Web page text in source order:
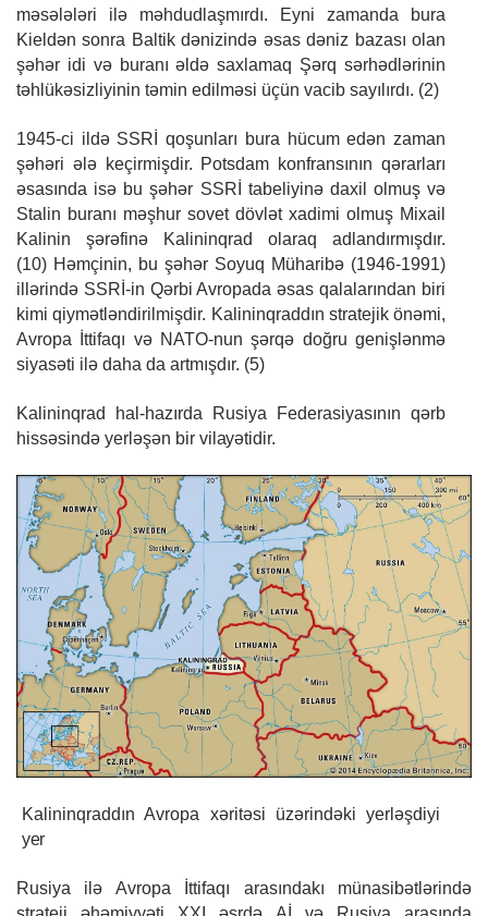
məsələləri ilə məhdudlaşmırdı. Eyni zamanda bura
Kieldən sonra Baltik dənizində əsas dəniz bazası olan
şəhər idi və buranı əldə saxlamaq Şərq sərhədlərinin
təhlükəsizliyinin təmin edilməsi üçün vacib sayılırdı. (2)
1945-ci ildə SSRİ qoşunları bura hücum edən zaman
şəhəri ələ keçirmişdir. Potsdam konfransının qərarları
əsasında isə bu şəhər SSRİ tabeliyinə daxil olmuş və
Stalin buranı məşhur sovet dövlət xadimi olmuş Mixail
Kalinin şərəfinə Kalininqrad olaraq adlandırmışdır.
(10) Həmçinin, bu şəhər Soyuq Müharibə (1946-1991)
illərində SSRİ-in Qərbi Avropada əsas qalalarından biri
kimi qiymətləndirilmişdir. Kalininqraddın stratejik önəmi,
Avropa İttifaqı və NATO-nun şərqə doğru genişlənmə
siyasəti ilə daha da artmışdır. (5)
Kalininqrad hal-hazırda Rusiya Federasiyasının qərb
hissəsində yerləşən bir vilayətidir.
Kalininqraddın Avropa xəritəsi üzərindəki yerləşdiyi
yer
Rusiya ilə Avropa İttifaqı arasındakı münasibətlərində